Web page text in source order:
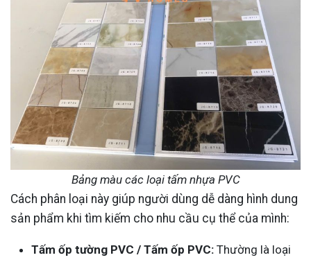
Bảng màu các loại tấm nhựa PVC
Cách phân loại này giúp người dùng dễ dàng hình dung
sản phẩm khi tìm kiếm cho nhu cầu cụ thể của mình:
Tấm ốp tường PVC / Tấm ốp PVC: Thường là loại